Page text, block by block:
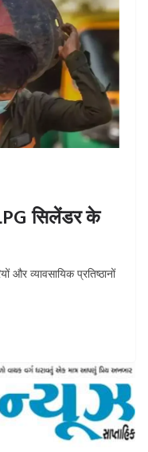
सिलेंडर के
व्यावसायिक प्रतिष्ठानों